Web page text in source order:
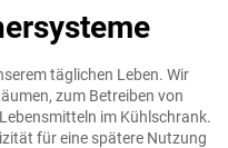
täglichen Leben. Wir
zum Betreiben von
im Kühlschrank.
für eine spätere Nutzung